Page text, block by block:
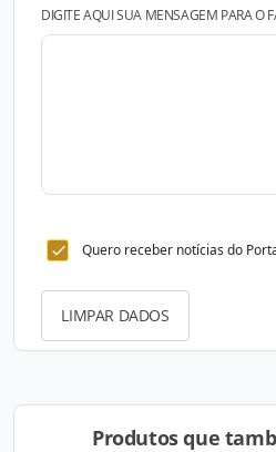
DIGITE AQUI SUA MENSAGEM PARA O
Quero receber notícias do
LIMPAR DADOS
Produtos que